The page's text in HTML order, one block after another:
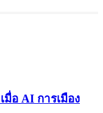
มื่อ AI การเมือง